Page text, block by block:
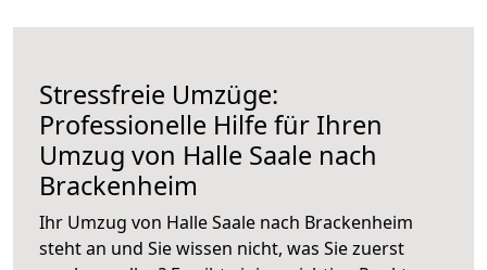
Stressfreie Umzüge:
Professionelle Hilfe für Ihren
Umzug von Halle Saale nach
Brackenheim
Ihr Umzug von Halle Saale nach Brackenheim
steht an und Sie wissen nicht, was Sie zuerst